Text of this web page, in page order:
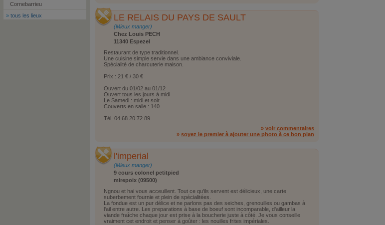
Cornebarrieu
» tous les lieux LE RELAIS DU PAYS DE SAULT
(Mieux manger)
Chez Louis PECH
11340 Espezel
Restaurant de type traditionnel.
Une cuisine simple servie dans une ambiance conviviale.
Spécialité de charcuterie maison.
Prix : 21 € / 30 €
Ouvert du 01/02 au 01/12
Ouvert tous les jours à midi
Le Samedi : midi et soir.
Couverts en salle : 140
Tél. 04 68 20 72 89
» voir commentaires
» soyez le premier à ajouter une photo à ce bon plan
l'imperial
(Mieux manger)
9 cours colonel petitpied
mirepoix (09500)
Ngnou et hai vous acceuillent. Tout ce qu'ils servent est délicieux, une carte
suberbement fournie et plein de spécialitées.
La fondue est un pur délice et ne parlons pas des seiches, grenouilles ou gambas à
l'ail entre autre. Les preparations à base de boeuf sont incomparable, d'ailleur la
viande fraîche chaque jour est prise à la boucherie juste à côté. Je vous conseille
vraiment cet endroit et penser à goûter : les nouilles frites impériales.